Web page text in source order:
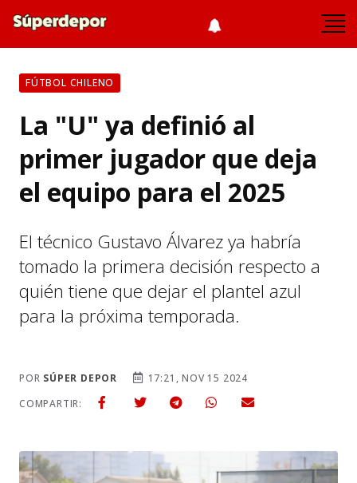
FÚTBOL CHILENO
La "U" ya definió al
primer jugador que deja
el equipo para el 2025
El técnico Gustavo Álvarez ya habría
tomado la primera decisión respecto a
quién tiene que dejar el plantel azul
para la próxima temporada.
POR SÚPER DEPOR
17:21, NOV 15 2024
COMPARTIR: